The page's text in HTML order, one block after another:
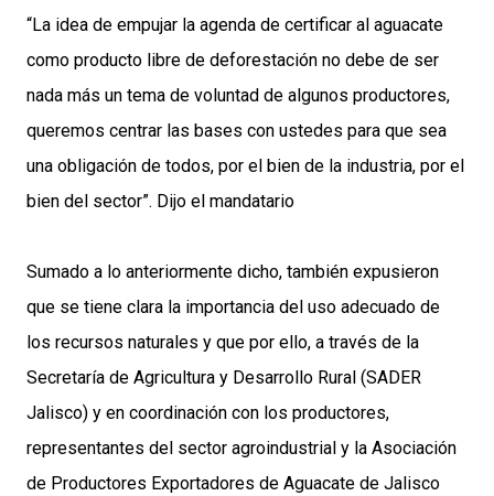
“La idea de empujar la agenda de certificar al aguacate
como producto libre de deforestación no debe de ser
nada más un tema de voluntad de algunos productores,
queremos centrar las bases con ustedes para que sea
una obligación de todos, por el bien de la industria, por el
bien del sector”. Dijo el mandatario
Sumado a lo anteriormente dicho, también expusieron
que se tiene clara la importancia del uso adecuado de
los recursos naturales y que por ello, a través de la
Secretaría de Agricultura y Desarrollo Rural (SADER
Jalisco) y en coordinación con los productores,
representantes del sector agroindustrial y la Asociación
de Productores Exportadores de Aguacate de Jalisco